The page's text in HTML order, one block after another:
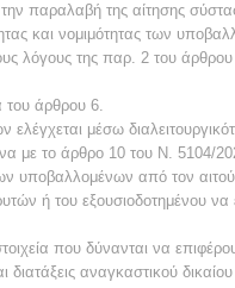
παραλαβή της αίτησης
και νομιμότητας των
λόγους της παρ. 2 του
άρθρου 6.
μέσω
με το άρθρο 10 του Ν. 5104/
υποβαλλομένων από τον
ή του εξουσιοδοτημένου
που δύνανται να
διατάξεις αναγκαστικού